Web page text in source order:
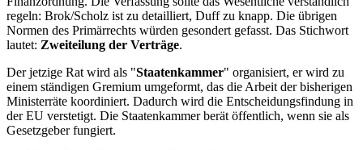
regeln: Brok/Scholz ist zu detailliert, Duff zu knapp. Die übrigen
Normen des Primärrechts würden gesondert gefasst. Das Stichwort
lautet: Zweiteilung der Verträge.
Der jetzige Rat wird als "Staatenkammer" organisiert, er wird zu
einem ständigen Gremium umgeformt, das die Arbeit der bisherigen
Ministerräte koordiniert. Dadurch wird die Entscheidungsfindung in
der EU verstetigt. Die Staatenkammer berät öffentlich, wenn sie als
Gesetzgeber fungiert.